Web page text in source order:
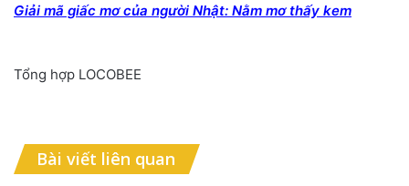
Giải mã giấc mơ của người Nhật: Nằm mơ thấy kem
Tổng hợp LOCOBEE
Bài viết liên quan